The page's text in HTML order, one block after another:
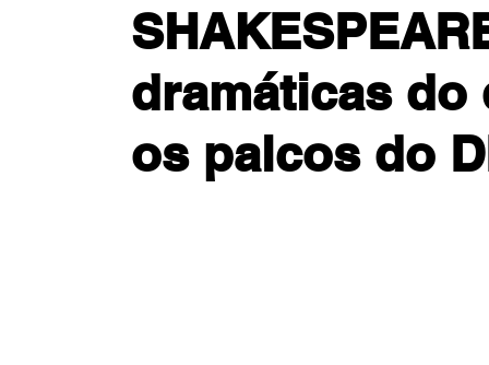
dramáticas do
os palcos do